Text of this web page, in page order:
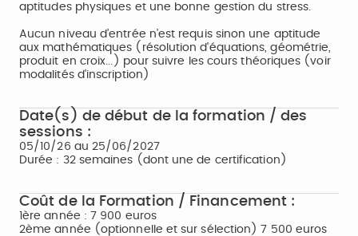
aptitudes physiques et une bonne gestion du stress.
Aucun niveau d’entrée n’est requis sinon une aptitude
aux mathématiques (résolution d'équations, géométrie,
produit en croix...) pour suivre les cours théoriques (voir
modalités d'inscription)
Date(s) de début de la formation / des
sessions :
05/10/26 au 25/06/2027
Durée : 32 semaines (dont une de certification)
Coût de la Formation / Financement :
1ère année : 7 900 euros
2ème année (optionnelle et sur sélection) 7 500 euros